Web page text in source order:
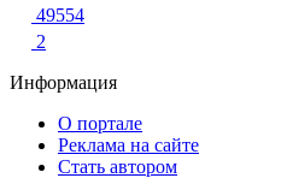
49554
2
Информация
О портале
Реклама на сайте
Стать автором